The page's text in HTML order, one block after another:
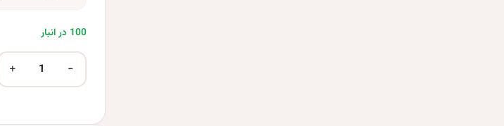
100 در انبار
شمع تولد مدل مدادی بسته 6
−
+